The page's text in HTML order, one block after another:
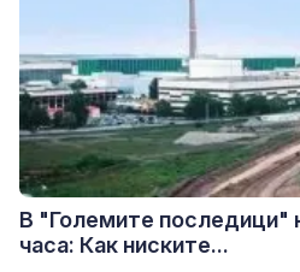
В "Големите последици"
часа: Как ниските...